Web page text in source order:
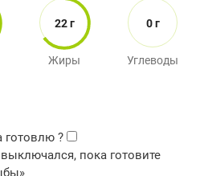
22 г
Жиры
0 г
Углеводы